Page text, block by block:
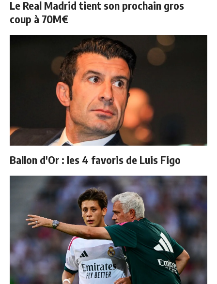
Le Real Madrid tient son prochain gros
coup à 70M€
Ballon d'Or : les 4 favoris de Luis Figo